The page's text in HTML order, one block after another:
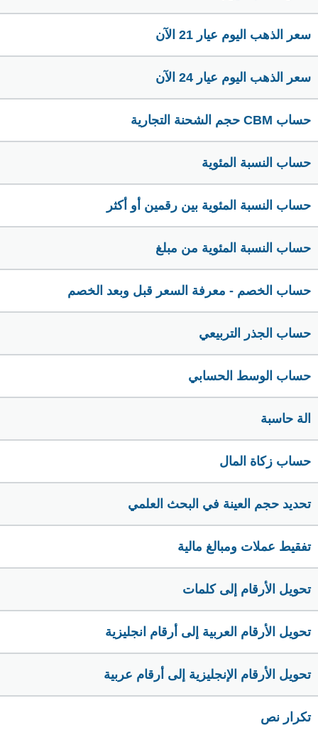
سعر الذهب اليوم عيار 21 الآن
سعر الذهب اليوم عيار 24 الآن
حساب CBM حجم الشحنة التجارية
حساب النسبة المئوية
حساب النسبة المئوية بين رقمين أو أكثر
حساب النسبة المئوية من مبلغ
حساب الخصم - معرفة السعر قبل وبعد الخصم
حساب الجذر التربيعي
حساب الوسط الحسابي
الة حاسبة
حساب زكاة المال
تحديد حجم العينة في البحث العلمي
تفقيط عملات ومبالغ مالية
تحويل الأرقام إلى كلمات
تحويل الأرقام العربية إلى أرقام انجليزية
تحويل الأرقام الإنجليزية إلى أرقام عربية
تكرار نص